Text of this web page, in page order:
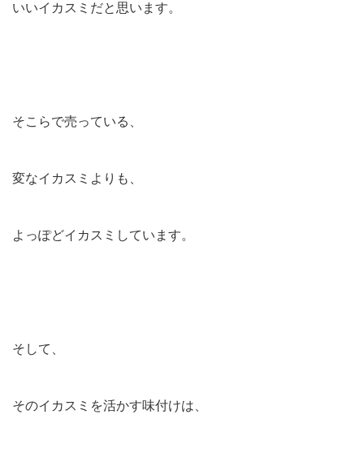
いいイカスミだと思います。
そこらで売っている、
変なイカスミよりも、
よっぽどイカスミしています。
そして、
そのイカスミを活かす味付けは、